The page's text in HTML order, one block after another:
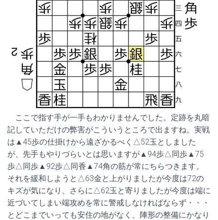
ここで指す手が一手もわかりませんでした。定跡を丸暗
記していただけの弊害がこういうところで出ますね。実戦
は▲45歩の仕掛けから遠ざかるべく△52玉としました
が、先手もやりづらいとは思いますが▲94歩△同歩▲75
歩△同歩▲92歩△同香▲74角の筋が常にちらつきます。
それを緩和しようと△63金と上がりましたが今度は72の
キズが気になり、さらに△62玉と寄りましたが今度は端に
近づいてしまい端攻めを常に警戒しなければならず・・・
とどこまでいっても安住の地がなく、陣形の整備にかなり